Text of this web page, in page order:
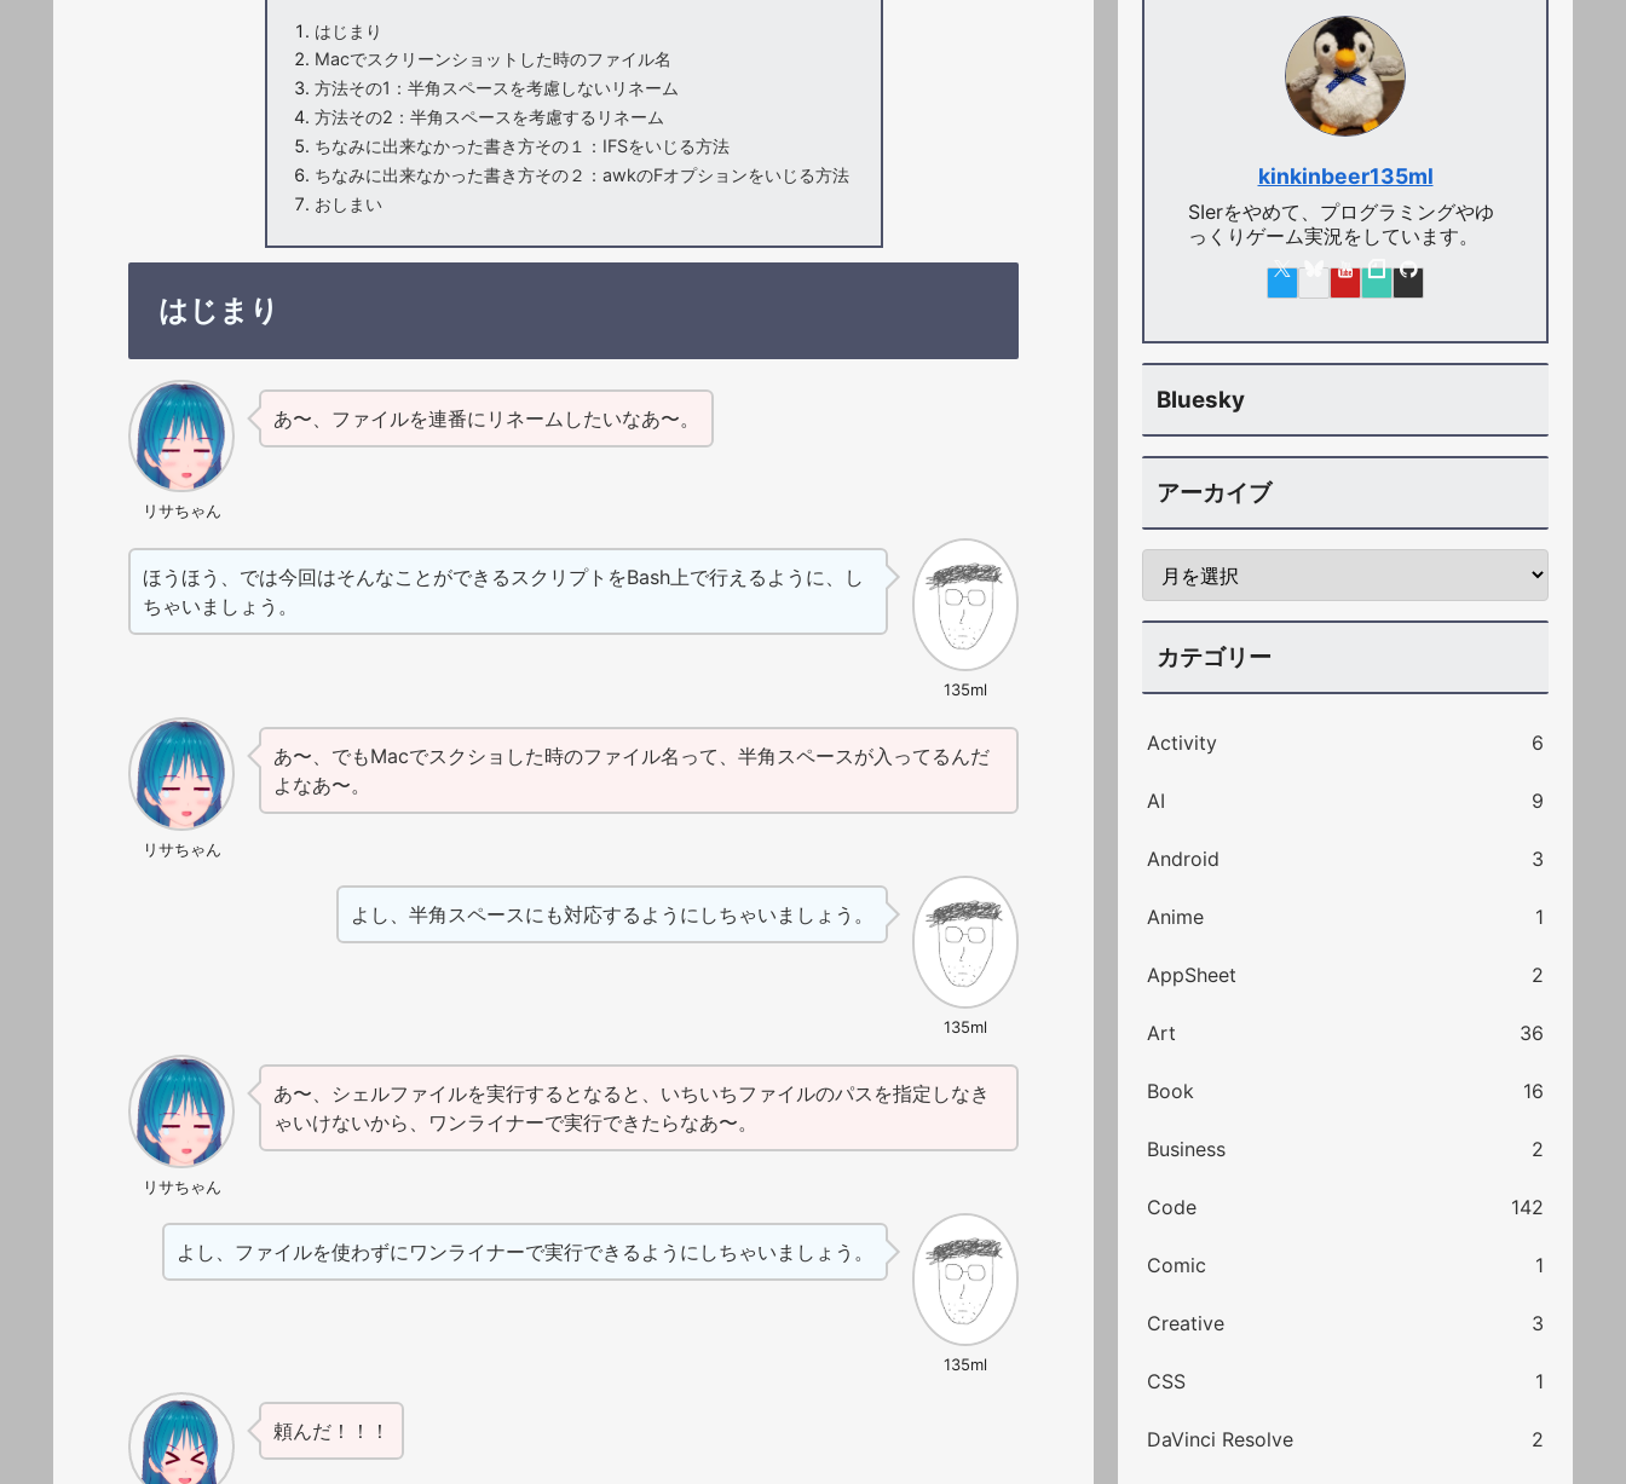
はじまり
Macでスクリーンショットした時のファイル名
方法その1：半角スペースを考慮しないリネーム
方法その2：半角スペースを考慮するリネーム
ちなみに出来なかった書き方その１：IFSをいじる方法
ちなみに出来なかった書き方その２：awkのFオプションをいじる方法
おしまい
はじまり
リサちゃん
あ〜、ファイルを連番にリネームしたいなあ〜。
135ml
ほうほう、では今回はそんなことができるスクリプトをBash上で行えるように、し
ちゃいましょう。
リサちゃん
あ〜、でもMacでスクショした時のファイル名って、半角スペースが入ってるんだ
よなあ〜。
135ml
よし、半角スペースにも対応するようにしちゃいましょう。
リサちゃん
あ〜、シェルファイルを実行するとなると、いちいちファイルのパスを指定しなき
ゃいけないから、ワンライナーで実行できたらなあ〜。
135ml
よし、ファイルを使わずにワンライナーで実行できるようにしちゃいましょう。
頼んだ！！！
kinkinbeer135ml
SIerをやめて、プログラミングやゆ
っくりゲーム実況をしています。
Bluesky
アーカイブ
カテゴリー
Activity 6
AI 9
Android 3
Anime 1
AppSheet 2
Art 36
Book 16
Business 2
Code 142
Comic 1
Creative 3
CSS 1
DaVinci Resolve 2